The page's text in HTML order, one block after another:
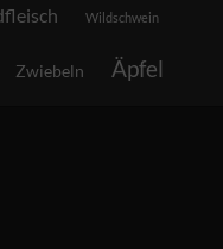
Wildschwein
Zwiebeln Äpfel